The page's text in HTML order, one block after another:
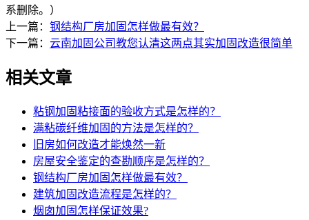
系删除。）
上一篇： 钢结构厂房加固怎样做最有效？
下一篇： 云南加固公司教您认清这两点其实加固改造很简单
相关文章
粘钢加固粘接面的验收方式是怎样的？
满粘碳纤维加固的方法是怎样的？
旧房如何改造才能焕然一新
房屋安全鉴定的查勘顺序是怎样的？
钢结构厂房加固怎样做最有效？
建筑加固改造流程是怎样的？
烟囱加固怎样保证效果?